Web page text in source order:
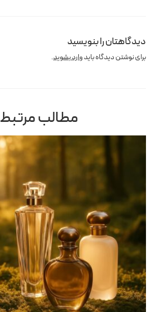
دیدگاهتان را بنویسید
برای نوشتن دیدگاه بایدوارد بشوید.
مطالب مرتبط